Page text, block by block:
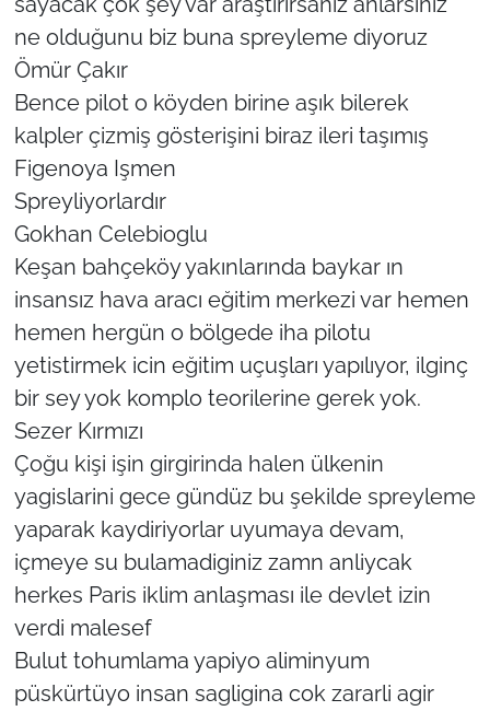
ne olduğunu biz buna spreyleme diyoruz
Ömür Çakır
Bence pilot o köyden birine aşık bilerek
kalpler çizmiş gösterişini biraz ileri taşımış
Figenoya Işmen
Spreyliyorlardır
Gokhan Celebioglu
Keşan bahçeköy yakınlarında baykar ın
insansız hava aracı eğitim merkezi var hemen
hemen hergün o bölgede iha pilotu
yetistirmek icin eğitim uçuşları yapılıyor, ilginç
bir sey yok komplo teorilerine gerek yok.
Sezer Kırmızı
Çoğu kişi işin girgirinda halen ülkenin
yagislarini gece gündüz bu şekilde spreyleme
yaparak kaydiriyorlar uyumaya devam,
içmeye su bulamadiginiz zamn anliycak
herkes Paris iklim anlaşması ile devlet izin
verdi malesef
Bulut tohumlama yapiyo aliminyum
püskürtüyo insan sagligina cok zararli agir